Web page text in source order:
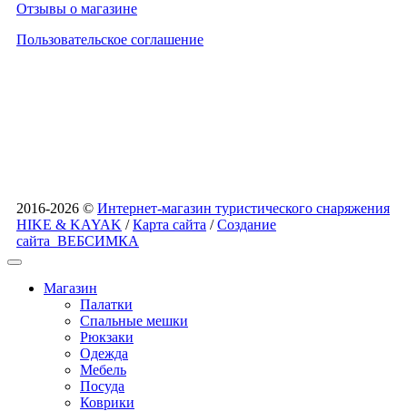
Отзывы о магазине
Пользовательское соглашение
2016-2026 © Интернет-магазин туристического снаряжения
HIKE & KAYAK /Карта сайта /Создание
сайта ВЕБСИМКА
Магазин
Палатки
Спальные мешки
Рюкзаки
Одежда
Мебель
Посуда
Коврики